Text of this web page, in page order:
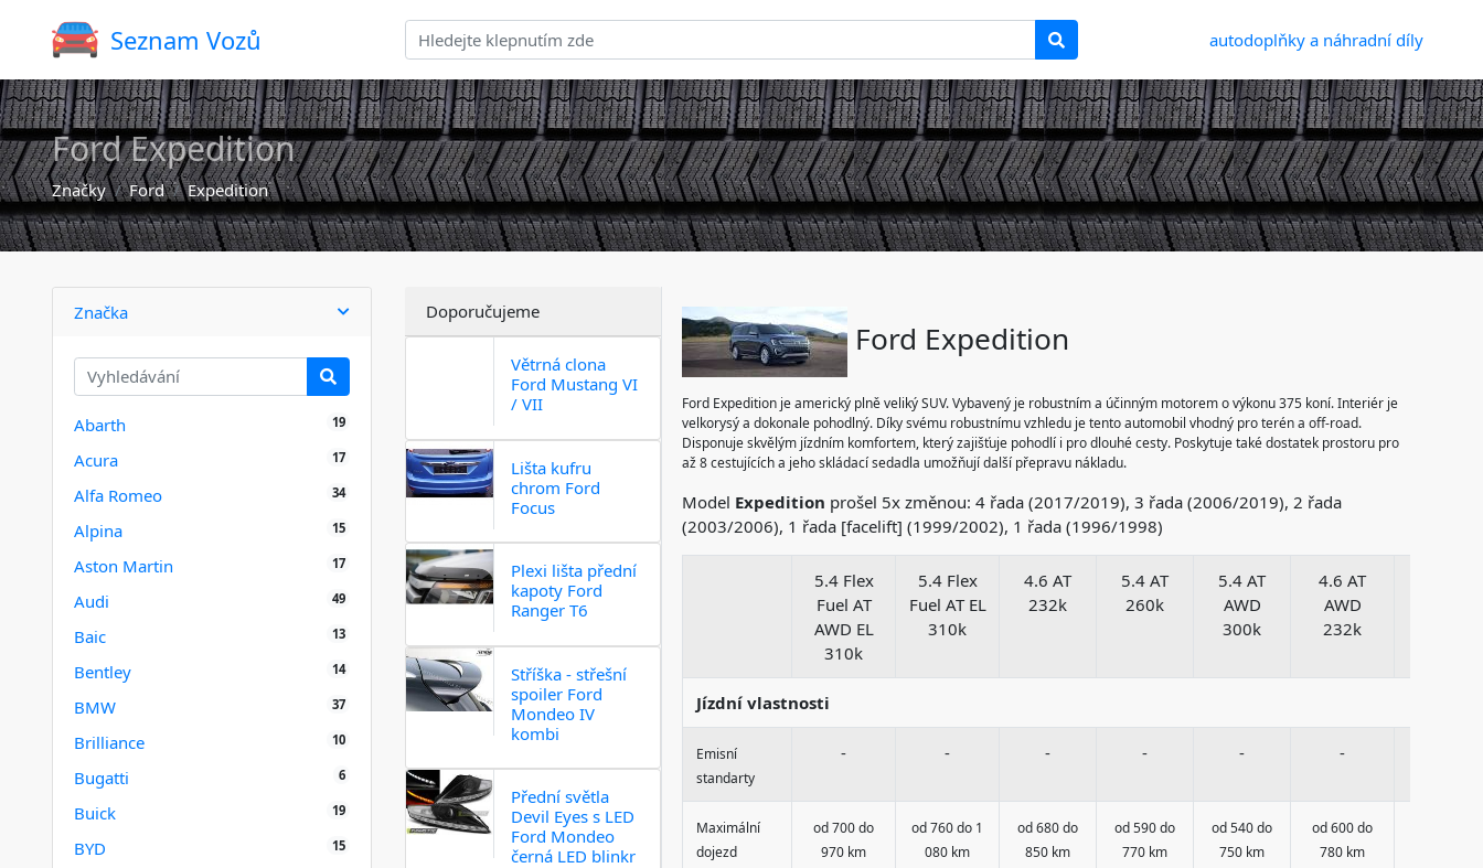
Seznam Vozů autodoplňky a náhradní díly
Ford Expedition
Značky Ford Expedition
Značka
Abarth 19
Acura 17
Alfa Romeo 34
Alpina 15
Aston Martin 17
Audi 49
Baic 13
Bentley 14
BMW 37
Brilliance 10
Bugatti 6
Buick 19
BYD 15
Doporučujeme
Větrná clona
Ford Mustang VI
/ VII
Lišta kufru
chrom Ford
Focus
Plexi lišta přední
kapoty Ford
Ranger T6
Stříška - střešní
spoiler Ford
Mondeo IV
kombi
Přední světla
Devil Eyes s LED
Ford Mondeo
černá LED blinkr
Ford Expedition
Ford Expedition je americký plně veliký SUV. Vybavený je robustním a účinným motorem o výkonu 375 koní. Interiér je
velkorysý a dokonale pohodlný. Díky svému robustnímu vzhledu je tento automobil vhodný pro terén a off-road.
Disponuje skvělým jízdním komfortem, který zajišťuje pohodlí i pro dlouhé cesty. Poskytuje také dostatek prostoru pro
až 8 cestujících a jeho skládací sedadla umožňují další přepravu nákladu.
Model Expedition prošel 5x změnou: 4 řada (2017/2019), 3 řada (2006/2019), 2 řada
(2003/2006), 1 řada [facelift] (1999/2002), 1 řada (1996/1998)
5.4 Flex
Fuel AT
AWD EL
310k
5.4 Flex
Fuel AT EL
310k
4.6 AT
232k
5.4 AT
260k
5.4 AT
AWD
300k
4.6 AT
AWD
232k
Jízdní vlastnosti
Emisní
standarty
- - - - - -
Maximální
dojezd
od 700 do
970 km
od 760 do 1
080 km
od 680 do
850 km
od 590 do
770 km
od 540 do
750 km
od 600 do
780 km